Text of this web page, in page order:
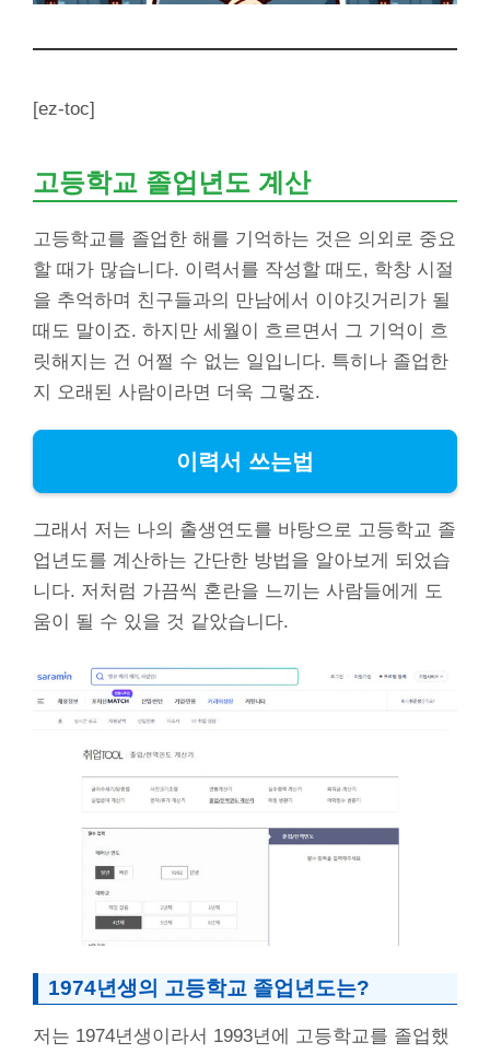
[ez-toc]
고등학교 졸업년도 계산
고등학교를 졸업한 해를 기억하는 것은 의외로 중요
할 때가 많습니다. 이력서를 작성할 때도, 학창 시절
을 추억하며 친구들과의 만남에서 이야깃거리가 될
때도 말이죠. 하지만 세월이 흐르면서 그 기억이 흐
릿해지는 건 어쩔 수 없는 일입니다. 특히나 졸업한
지 오래된 사람이라면 더욱 그렇죠.
이력서 쓰는법
그래서 저는 나의 출생연도를 바탕으로 고등학교 졸
업년도를 계산하는 간단한 방법을 알아보게 되었습
니다. 저처럼 가끔씩 혼란을 느끼는 사람들에게 도
움이 될 수 있을 것 같았습니다.
1974년생의 고등학교 졸업년도는?
저는 1974년생이라서 1993년에 고등학교를 졸업했